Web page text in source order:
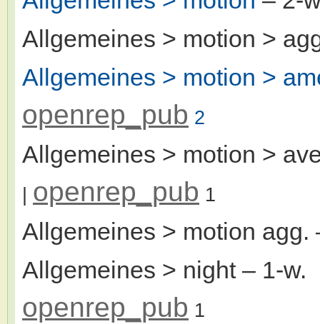
Allgemeines > motion >
Allgemeines > motion >
openrep_pub 2
Allgemeines > motion >
| openrep_pub 1
Allgemeines > motion agg.
Allgemeines > night– 1-w.
openrep_pub 1